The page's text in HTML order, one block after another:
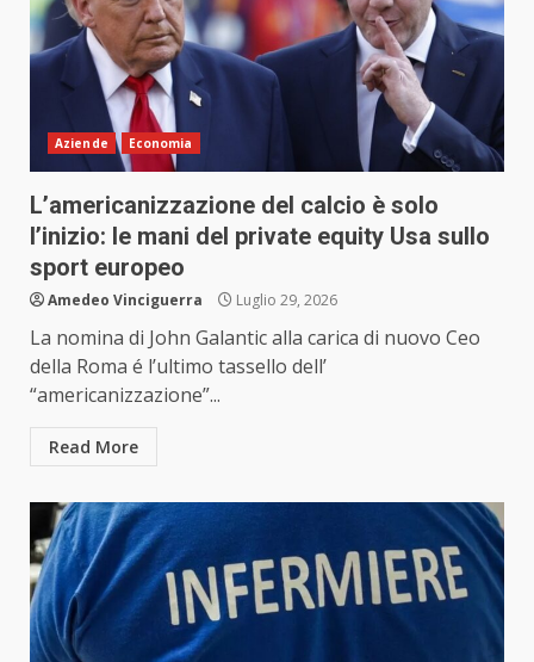
Aziende Economia
L’americanizzazione del calcio è solo
l’inizio: le mani del private equity Usa sullo
sport europeo
Amedeo Vinciguerra Luglio 29, 2026
La nomina di John Galantic alla carica di nuovo Ceo
della Roma é l’ultimo tassello dell’
“americanizzazione”...
Read More